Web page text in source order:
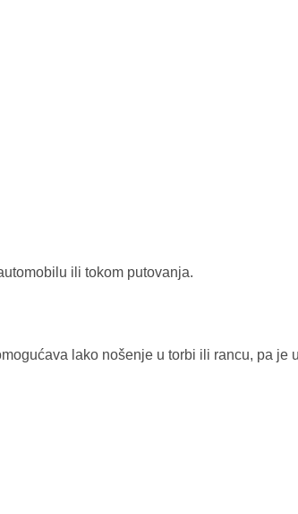
ili tokom putovanja.
lako nošenje u torbi ili rancu, pa je